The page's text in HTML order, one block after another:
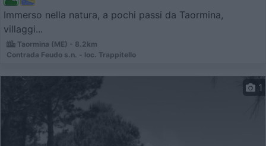
Immerso nella natura, a pochi passi da Taormina,
villaggi...
Taormina (ME) - 8.2km
Contrada Feudo s.n. - loc. Trappitello
1